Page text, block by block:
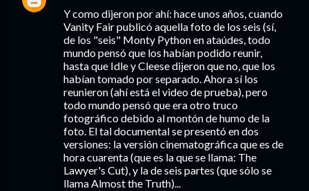
Y como dijeron por ahí: hace unos años, cuando
Vanity Fair publicó aquella foto de los seis (sí,
de los "seis" Monty Python en ataúdes, todo
mundo pensó que los habían podido reunir,
hasta que Idle y Cleese dijeron que no, que los
habían tomado por separado. Ahora sí los
reunieron (ahí está el video de prueba), pero
todo mundo pensó que era otro truco
fotográfico debido al montón de humo de la
foto. El tal documental se presentó en dos
versiones: la versión cinematográfica que es de
hora cuarenta (que es la que se llama: The
Lawyer's Cut), y la de seis partes (que sólo se
llama Almost the Truth)...